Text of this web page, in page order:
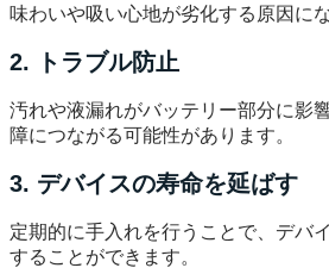
味わいや吸い心地が劣化する原因に
2. トラブル防止
汚れや液漏れがバッテリー部分に影
障につながる可能性があります。
3. デバイスの寿命を延ばす
定期的に手入れを行うことで、デバ
することができます。